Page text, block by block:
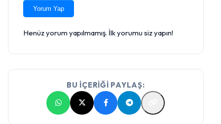
Yorum Yap
Henüz yorum yapılmamış. İlk yorumu siz yapın!
BU İÇERİĞİ PAYLAŞ: